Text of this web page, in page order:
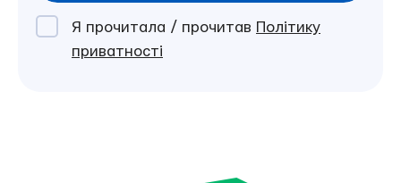
Я прочитала / прочитав Політику
приватності